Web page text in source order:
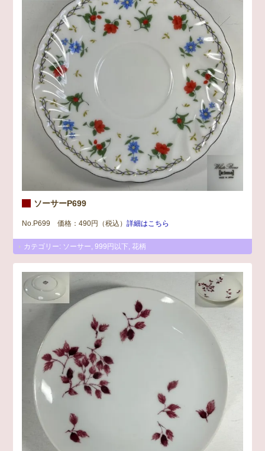
ソーサーP699
No.P699 価格：490円（税込）詳細はこちら
カテゴリー: ソーサー ,999円以下 ,花柄